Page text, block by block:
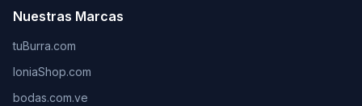
Nuestras Marcas
tuBurra.com
IoniaShop.com
bodas.com.ve